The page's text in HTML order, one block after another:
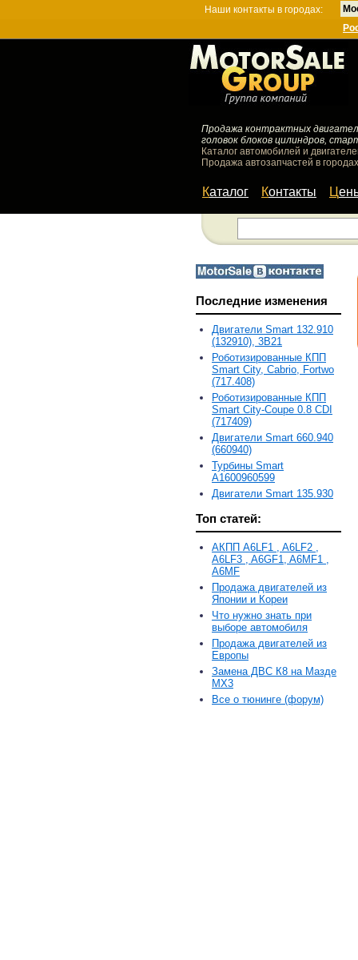
Наши контакты в городах:
Продажа контрактных
головок блоков цилиндров,
Каталог автомобилей и
Продажа автозапчастей в
Каталог Контакты
Последние изменения
Двигатели Smart 132.910
(132910), 3B21
Роботизированные КПП
Smart City, Cabrio, Fortwo
(717.408)
Роботизированные КПП
Smart City-Coupe 0.8 CDI
(717409)
Двигатели Smart 660.940
(660940)
Турбины Smart
A1600960599
Двигатели Smart 135.930
Топ статей:
АКПП A6LF1 , A6LF2 ,
A6LF3 , A6GF1, A6MF1 ,
A6MF
Продажа двигателей из
Японии и Кореи
Что нужно знать при
выборе автомобиля
Продажа двигателей из
Европы
Замена ДВС К8 на Мазде
MX3
Все о тюнинге (форум)